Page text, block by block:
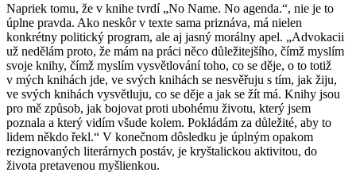
Napriek tomu, že v knihe tvrdí „No Name. No agenda.“, nie je to
úplne pravda. Ako neskôr v texte sama priznáva, má nielen
konkrétny politický program, ale aj jasný morálny apel. „Advokacii
už nedělám proto, že mám na práci něco důležitejšího, čímž myslím
svoje knihy, čímž myslím vysvětlování toho, co se děje, o to totiž
v mých knihách jde, ve svých knihách se nesvěřuju s tím, jak žiju,
ve svých knihách vysvětluju, co se děje a jak se žít má. Knihy jsou
pro mě způsob, jak bojovat proti ubohému životu, který jsem
poznala a který vidím všude kolem. Pokládám za důležité, aby to
lidem někdo řekl.“ V konečnom dôsledku je úplným opakom
rezignovaných literárnych postáv, je kryštalickou aktivitou, do
života pretavenou myšlienkou.